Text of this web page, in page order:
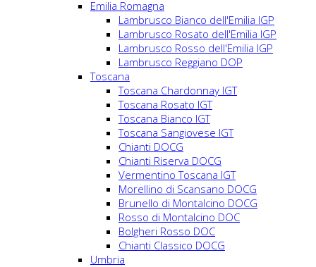
Emilia Romagna
Lambrusco Bianco dell'Emilia IGP
Lambrusco Rosato dell'Emilia IGP
Lambrusco Rosso dell'Emilia IGP
Lambrusco Reggiano DOP
Toscana
Toscana Chardonnay IGT
Toscana Rosato IGT
Toscana Bianco IGT
Toscana Sangiovese IGT
Chianti DOCG
Chianti Riserva DOCG
Vermentino Toscana IGT
Morellino di Scansano DOCG
Brunello di Montalcino DOCG
Rosso di Montalcino DOC
Bolgheri Rosso DOC
Chianti Classico DOCG
Umbria